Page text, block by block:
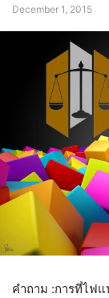
December 1, 2015
คำถาม :การที่ไฟ